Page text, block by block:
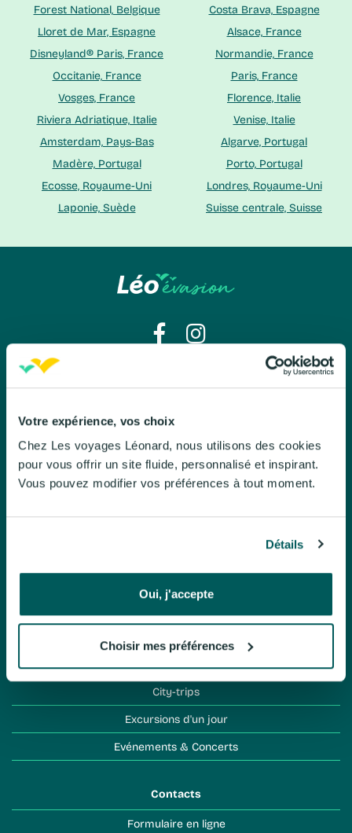
Votre expérience, vos choix
Chez Les voyages Léonard, nous utilisons des cookies
pour vous offrir un site fluide, personnalisé et inspirant.
Vous pouvez modifier vos préférences à tout moment.
Détails
Oui, j'accepte
Choisir mes préférences
Forest National, Belgique
Costa Brava, Espagne
Lloret de Mar, Espagne
Alsace, France
Disneyland® Paris, France
Normandie, France
Occitanie, France
Paris, France
Vosges, France
Florence, Italie
Riviera Adriatique, Italie
Venise, Italie
Amsterdam, Pays-Bas
Algarve, Portugal
Madère, Portugal
Porto, Portugal
Ecosse, Royaume-Uni
Londres, Royaume-Uni
Laponie, Suède
Suisse centrale, Suisse
Léo évasion
À propos de Léo évasion
Nos engagements
Le Mag
Nos voyages organisés
Croisières
City-trips
Excursions d'un jour
Evénements & Concerts
Contacts
Formulaire en ligne